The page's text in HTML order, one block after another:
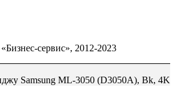
сервис», 2012-2023
Samsung ML-3050 (D3050A), Bk, 4K